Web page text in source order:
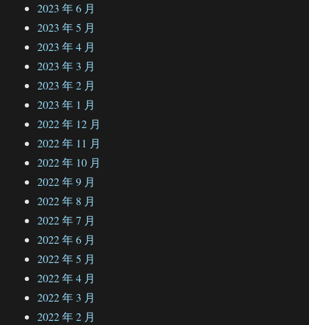
2023 年 6 月
2023 年 5 月
2023 年 4 月
2023 年 3 月
2023 年 2 月
2023 年 1 月
2022 年 12 月
2022 年 11 月
2022 年 10 月
2022 年 9 月
2022 年 8 月
2022 年 7 月
2022 年 6 月
2022 年 5 月
2022 年 4 月
2022 年 3 月
2022 年 2 月